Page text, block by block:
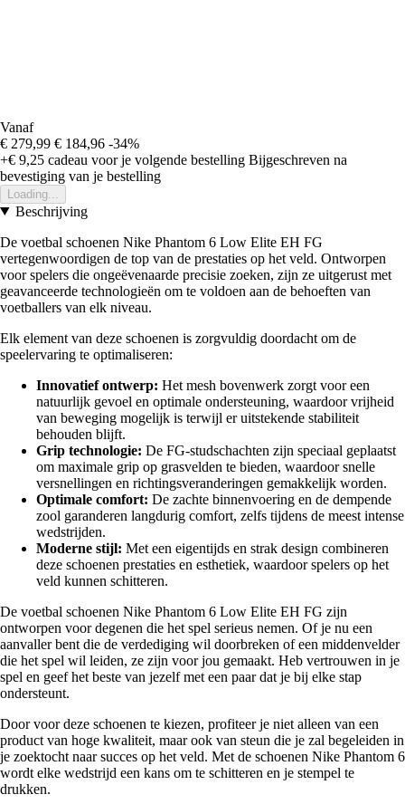
Vanaf
€ 279,99 € 184,96 -34%
+€ 9,25 cadeau voor je volgende bestelling Bijgeschreven na
bevestiging van je bestelling
Loading...
Beschrijving
De voetbal schoenen Nike Phantom 6 Low Elite EH FG
vertegenwoordigen de top van de prestaties op het veld. Ontworpen
voor spelers die ongeëvenaarde precisie zoeken, zijn ze uitgerust met
geavanceerde technologieën om te voldoen aan de behoeften van
voetballers van elk niveau.
Elk element van deze schoenen is zorgvuldig doordacht om de
speelervaring te optimaliseren:
Innovatief ontwerp: Het mesh bovenwerk zorgt voor een
natuurlijk gevoel en optimale ondersteuning, waardoor vrijheid
van beweging mogelijk is terwijl er uitstekende stabiliteit
behouden blijft.
Grip technologie: De FG-studschachten zijn speciaal geplaatst
om maximale grip op grasvelden te bieden, waardoor snelle
versnellingen en richtingsveranderingen gemakkelijk worden.
Optimale comfort: De zachte binnenvoering en de dempende
zool garanderen langdurig comfort, zelfs tijdens de meest intense
wedstrijden.
Moderne stijl: Met een eigentijds en strak design combineren
deze schoenen prestaties en esthetiek, waardoor spelers op het
veld kunnen schitteren.
De voetbal schoenen Nike Phantom 6 Low Elite EH FG zijn
ontworpen voor degenen die het spel serieus nemen. Of je nu een
aanvaller bent die de verdediging wil doorbreken of een middenvelder
die het spel wil leiden, ze zijn voor jou gemaakt. Heb vertrouwen in je
spel en geef het beste van jezelf met een paar dat je bij elke stap
ondersteunt.
Door voor deze schoenen te kiezen, profiteer je niet alleen van een
product van hoge kwaliteit, maar ook van steun die je zal begeleiden in
je zoektocht naar succes op het veld. Met de schoenen Nike Phantom 6
wordt elke wedstrijd een kans om te schitteren en je stempel te
drukken.